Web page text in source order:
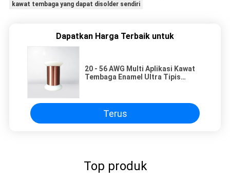
kawat tembaga yang dapat disolder sendiri
Dapatkan Harga Terbaik untuk
20 - 56 AWG Multi Aplikasi Kawat
Tembaga Enamel Ultra Tipis
Terus
Top produk